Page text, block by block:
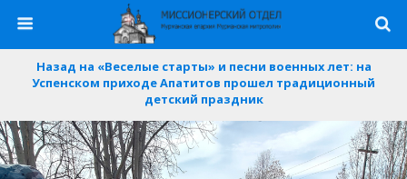
Назад на «Веселые старты» и песни военных лет: на
Успенском приходе Апатитов прошел традиционный
детский праздник